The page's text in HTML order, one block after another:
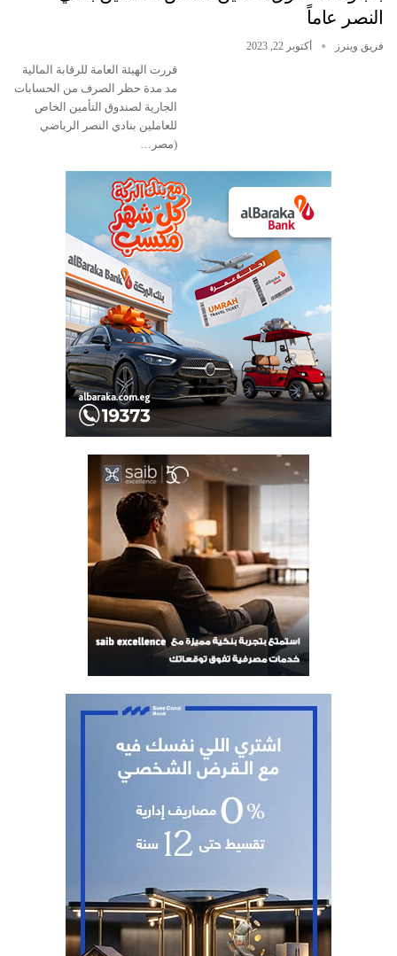
النصر عاماً
فريق وينرز أكتوبر 22, 2023
قررت الهيئة العامة للرقابة المالية
مد مدة حظر الصرف من الحسابات
الجارية لصندوق التأمين الخاص
للعاملين بنادي النصر الرياضي
(مصر…